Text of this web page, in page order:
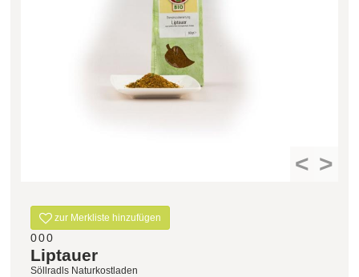
Söllradls Naturkostladen
Weinkellerei Stift
Kremsmünster
Filter zurücksetzen
< >
zur Merkliste hinzufügen
000
Liptauer
Söllradls Naturkostladen